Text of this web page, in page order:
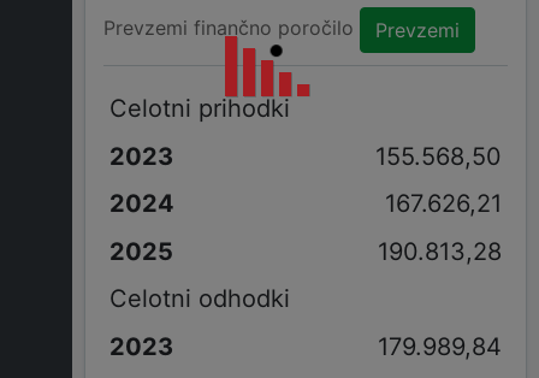
Prevzemi finančno poročilo Prevzemi
Celotni prihodki
155.568,50
167.626,21
190.813,28
Celotni odhodki
179.989,84